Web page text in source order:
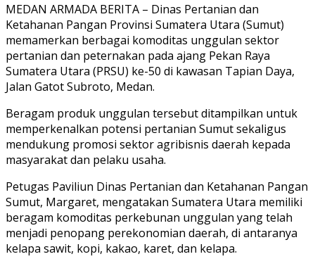
MEDAN ARMADA BERITA – Dinas Pertanian dan
Ketahanan Pangan Provinsi Sumatera Utara (Sumut)
memamerkan berbagai komoditas unggulan sektor
pertanian dan peternakan pada ajang Pekan Raya
Sumatera Utara (PRSU) ke-50 di kawasan Tapian Daya,
Jalan Gatot Subroto, Medan.
Beragam produk unggulan tersebut ditampilkan untuk
memperkenalkan potensi pertanian Sumut sekaligus
mendukung promosi sektor agribisnis daerah kepada
masyarakat dan pelaku usaha.
Petugas Paviliun Dinas Pertanian dan Ketahanan Pangan
Sumut, Margaret, mengatakan Sumatera Utara memiliki
beragam komoditas perkebunan unggulan yang telah
menjadi penopang perekonomian daerah, di antaranya
kelapa sawit, kopi, kakao, karet, dan kelapa.